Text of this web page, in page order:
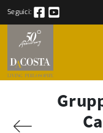
Seguici: